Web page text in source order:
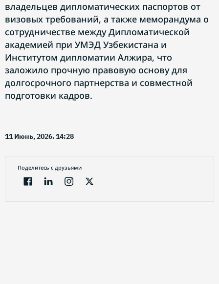
владельцев дипломатических паспортов от
визовых требований, а также меморандума о
сотрудничестве между Дипломатической
академией при УМЭД Узбекистана и
Институтом дипломатии Алжира, что
заложило прочную правовую основу для
долгосрочного партнерства и совместной
подготовки кадров.
11 Июнь, 2026. 14:28
Поделитесь с друзьями